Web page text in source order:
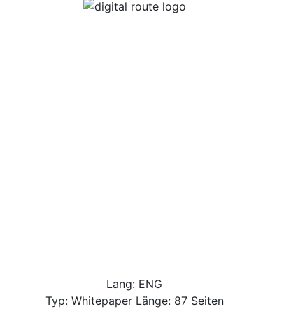
Lang: ENG
Typ: Whitepaper Länge: 87 Seiten